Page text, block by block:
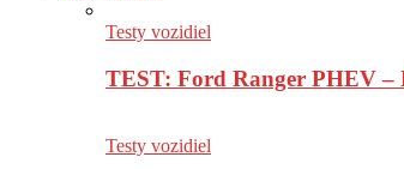
Testy vozidiel
TEST: Ford Ranger PHEV –
Testy vozidiel